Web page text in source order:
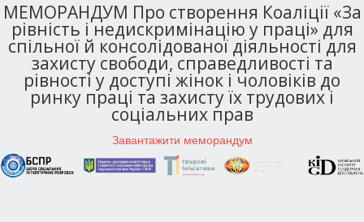
МЕМОРАНДУМ Про створення Коаліції «За
рівність і недискримінацію у праці» для
спільної й консолідованої діяльності для
захисту свободи, справедливості та
рівності у доступі жінок і чоловіків до
ринку праці та захисту їх трудових і
соціальних прав
Завантажити меморандум